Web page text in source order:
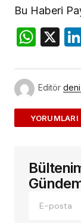
Bu Haberi
X
Editör
ADD A
E-posta
alanlar*ile
Yorum